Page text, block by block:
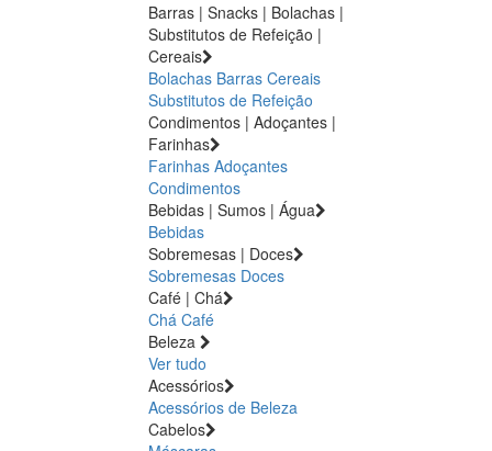
Barras | Snacks | Bolachas |
Substitutos de Refeição |
Cereais
Bolachas Barras Cereais
Substitutos de Refeição
Condimentos | Adoçantes |
Farinhas
Farinhas Adoçantes
Condimentos
Bebidas | Sumos | Água
Bebidas
Sobremesas | Doces
Sobremesas Doces
Café | Chá
Chá Café
Beleza
Ver tudo
Acessórios
Acessórios de Beleza
Cabelos